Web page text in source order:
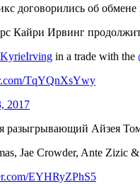
договорились об обмене
Кайри Ирвинг
in a trade with the
TqYQnXsYwy
2017
разыгрывающий Айзея
Jae Crowder, Ante Zizic
EYHRyZPhS5